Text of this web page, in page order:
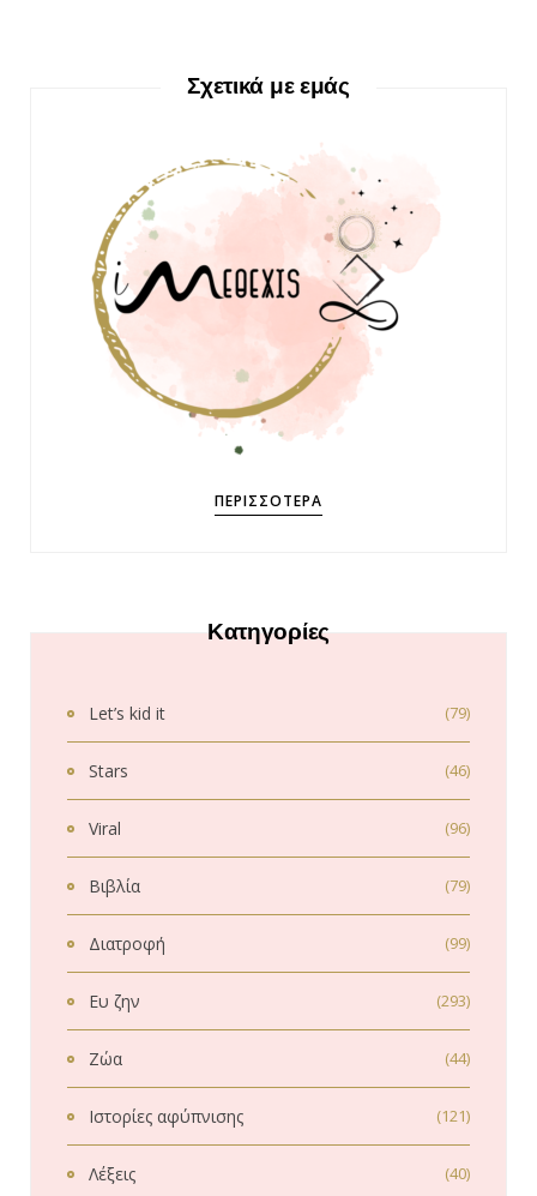
Σχετικά με εμάς
ΠΕΡΙΣΣΌΤΕΡΑ
Κατηγορίες
Let’s kid it (79)
Stars (46)
Viral (96)
Βιβλία (79)
Διατροφή (99)
Ευ ζην (293)
Ζώα (44)
Ιστορίες αφύπνισης (121)
Λέξεις (40)